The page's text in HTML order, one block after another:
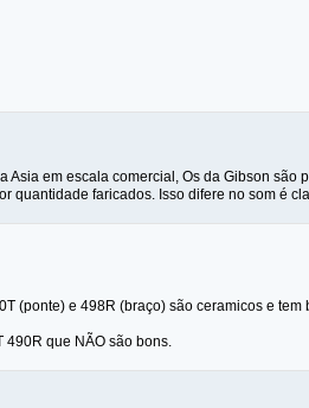
em escala comercial, Os da Gibson são
quantidade faricados. Isso difere no som é
(ponte) e 498R (braço) são ceramicos e tem
490R que NÃO são bons.